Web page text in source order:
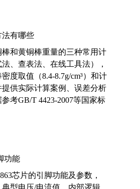
法有哪些
和黄铜棒重量的三种常用计
、查表法、在线工具法），
度取值（8.4-8.7g/cm³）和计
供实际计算案例、误差分析
考GB/T 4423-2007等国家标
功能
芯片的引脚功能及参数，
型电压/电流值、内部逻辑